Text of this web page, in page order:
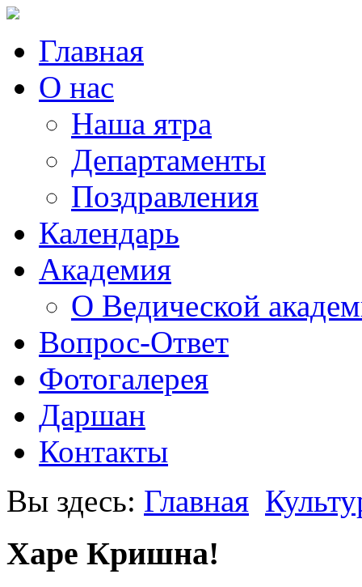
Главная
О нас
Наша ятра
Департаменты
Поздравления
Календарь
Академия
О Ведической
Вопрос-Ответ
Фотогалерея
Даршан
Контакты
Вы здесь: Главная
Харе Кришна!